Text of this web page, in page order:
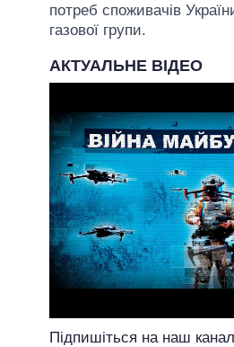
потреб споживачів
газової групи.
АКТУАЛЬНЕ ВІДЕО
Підпишіться на наш канал